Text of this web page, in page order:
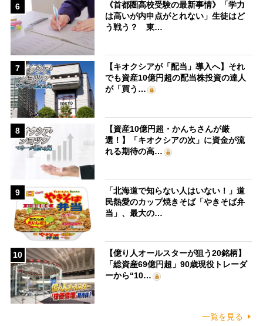
6
《首都圏高校受験の最新事情》「学力
は高いが内申点がとれない」生徒はど
う戦う？ 東…
7
【キオクシアが「配当」導入へ】それ
でも資産10億円超の配当株投資の達人
が「買う…
8
【資産10億円超・かんちさんが厳
選！】「キオクシアの次」に資金が流
れる期待の高…
9
「北海道で知らない人はいない！」道
民熱愛のカップ焼きそば「やきそば弁
当」、最大の…
10
【億り人オールスターが狙う20銘柄】
「総資産69億円超」90歳現役トレーダ
ーから“10…
一覧を見る